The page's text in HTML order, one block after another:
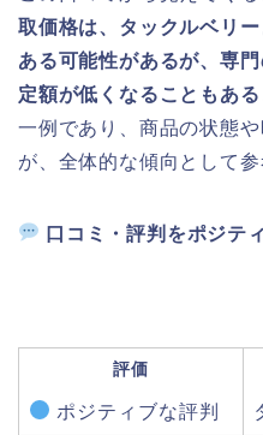
取価格は、タックルベリ
ある可能性があるが、専
定額が低くなることもある
一例であり、商品の状態
が、全体的な傾向として参
口コミ・評判をポジテ
評価
ポジティブな評判